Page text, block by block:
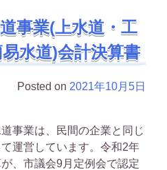
事業(上水道・工
水道)会計決算書
Posted on 2021年10月5日
事業は、民間の企業と同じ
運営しています。令和2年
、市議会9月定例会で認定